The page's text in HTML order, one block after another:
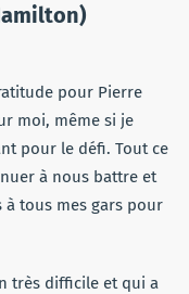
pour Pierre
moi, même si je
pour le défi. Tout ce
à nous battre et
à tous mes gars pour
très difficile et qui a